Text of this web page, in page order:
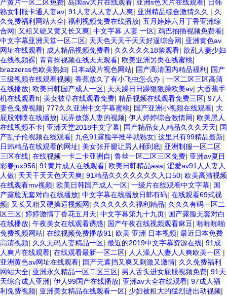
产黄片一区二区免费 岛国av大片在线观看 亚洲s色大片在线观看
日韩
熟女制服卡通人妻av| 91人妻人人妻人人爽| 亚洲精品综合激情久久 | 久
久免费福利网站大全| 福利视频免费在线播放| 五月婷婷六月丁香亚洲综
合网| 又粗又硬又黄又长又爽| 中文字幕 人妻 一区| 鸡巴抽插视频免费看|
中文字幕亚洲天堂一区二区| 天天色天天干天天好逼综合网| 亚洲黄色av
网址在线观看| 成人精品视频免费看| 久久久久久18禁观看| 欲乱人妻少妇
在线视频裸| 青青操视频在线天天观看| 欧美亚洲另类在线蜜桃|
brazzerss色欧美熟妇| 日本a级片视色网站| 国产高清国内精品福利 | 国产
三级视频在线观看视频| 香蕉放久了有小飞虫怎么办 | 一区二区三区高清
在线播放| 欧美日韩国产成人一区| 天天躁日日躁狠狠躁欧美av| 大香蕉手
机在线观看h| 美女被草在线观看免费| 精品视频在线观看免费三区| 97人
妻色免费视频| 777久久亚洲中文字幕蜜桃| 国产亚洲小视频在线观看| 大
屁股潮喷在线播放| 玩弄放荡人妻的视频| 伊人婷婷综合激情网| 欧美黑人
在线视频不卡| 亚洲天堂2018中文字幕| 国产精品女人精品久久久天天| 国
产乱子伦视频在线观看| 九色91露脸半推半就熟女| 这里只有99精品最新|
日韩精品在线观看的网址| 美女张开腿让男人桶到底| 亚洲制服一区二区
三区在线| 在线视频一卡二卡亚洲自| 鲁丝一区二区三区免费| 亚洲av夏目
彩春jux956| 91黄片成人在线观看| 欧美日韩精品aaa| 涩爱av91人人妻人
人做| 天天干天天色天天爽| 91精品久久久久久久久入口50| 欧美高清视频
在线观看mv视频| 欧美日韩国产成人一区| 一级片在线观看中文字幕| 国
产露脸无套对白在线播放| 中文字幕在线播放日韩有码| 在线观看69式视
频| 又长又粗又硬操逼视频网| 久久久久久久福利精品| 久久久有码一区二
区三区| 婷婷激情丁香花五月天| 中文字幕第九十九页| 国产露脸无套对白
在线播放| 午夜美女在线观看诱惑| 国产午夜在线视频观看麻豆| 啪啪啪啪
免费视频网站| 在线视频免费播放91| 欧美 亚洲 日本视频| 最近日本免费
高清视频| 久久无码人妻精品一区| 最近的2019中文字幕资源在线| 91成
人爽片在线观看| 在线观看最新一区二区| 人人澡人人妻人人爽欧美一区 |
亚洲黄色av网址在线观看| 国产无遮挡又爽又刺激又激情| 久久免费福利
网站大全| 亚洲永久精品一区二区三区| 男人舌头进女屁股视频免费| 91天
天综合成人亚洲| 伊人99国产在线播放| 亚洲av大全在线观看| 97成人福
利免费视频| 亚洲美女精品在线观看一区| 少妇被粗大的猛烈进出动视频|